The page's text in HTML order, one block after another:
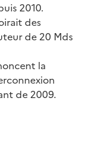
2010.
des
de 20 Mds
la
de 2009.